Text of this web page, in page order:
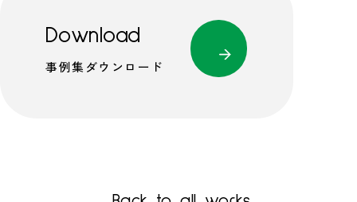
Download
事例集ダウンロード